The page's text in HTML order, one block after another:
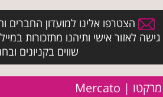
הצטרפו אלינו למועדון החברים
גישה לאזור אישי ותיהנו מתזכורות
שווים בקניונים
מרקטו | Mercato